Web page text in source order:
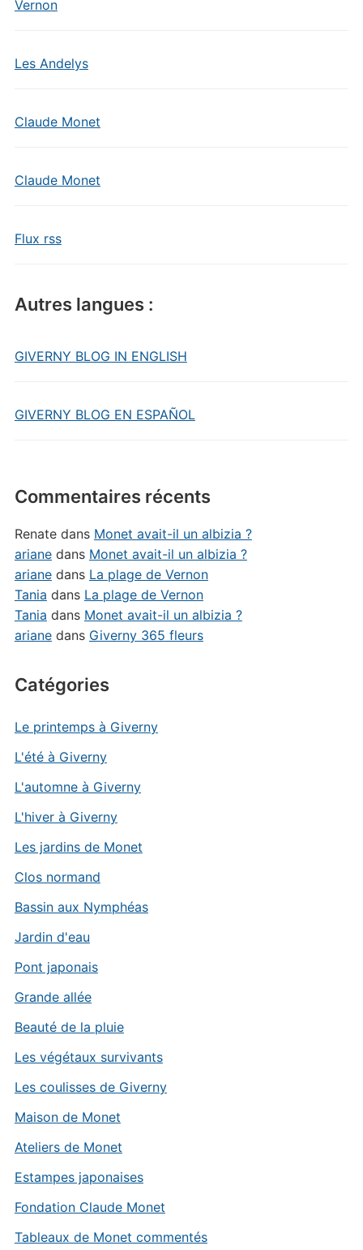
Vernon
Les Andelys
Claude Monet
Claude Monet
Flux rss
Autres langues :
GIVERNY BLOG IN ENGLISH
GIVERNY BLOG EN ESPAÑOL
Commentaires récents
Renatedans Monet avait-il un albizia ?
arianedans Monet avait-il un albizia ?
arianedans La plage de Vernon
Tania dans La plage de Vernon
Tania dans Monet avait-il un albizia ?
arianedans Giverny 365 fleurs
Catégories
Le printemps à Giverny
L'été à Giverny
L'automne à Giverny
L'hiver à Giverny
Les jardins de Monet
Clos normand
Bassin aux Nymphéas
Jardin d'eau
Pont japonais
Grande allée
Beauté de la pluie
Les végétaux survivants
Les coulisses de Giverny
Maison de Monet
Ateliers de Monet
Estampes japonaises
Fondation Claude Monet
Tableaux de Monet commentés